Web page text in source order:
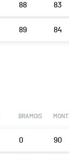
88 83
89 84
BRAMOIS
0 90